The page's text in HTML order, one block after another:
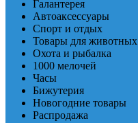
Галантерея
Автоаксессуары
Спорт и отдых
Товары для животных
Охота и рыбалка
1000 мелочей
Часы
Бижутерия
Новогодние товары
Распродажа